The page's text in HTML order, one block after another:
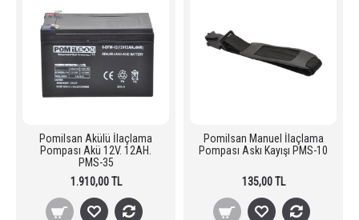
Pomilsan Akülü İlaçlama
Pompası Akü 12V. 12AH.
PMS-35
1.910,00 TL
Pomilsan Manuel İlaçlama
Pompası Askı Kayışı PMS-10
135,00 TL